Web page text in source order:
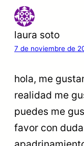
laura soto
7 de noviembre de
hola, me
realidad me
puedes me
favor con